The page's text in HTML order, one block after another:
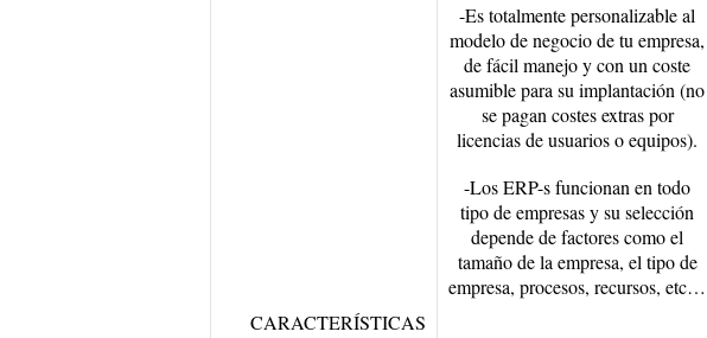
CARACTERÍSTICAS
-Es totalmente personalizable al
modelo de negocio de tu empresa,
de fácil manejo y con un coste
asumible para su implantación (no
se pagan costes extras por
licencias de usuarios o equipos).
-Los ERP-s funcionan en todo
tipo de empresas y su selección
depende de factores como el
tamaño de la empresa, el tipo de
empresa, procesos, recursos, etc…